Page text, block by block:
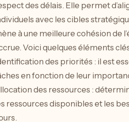
des délais. Elle permet
avec les cibles
à une meilleure cohésion de
Voici quelques éléments
des priorités : il est
en fonction de leur
des ressources :
ressources disponibles et les